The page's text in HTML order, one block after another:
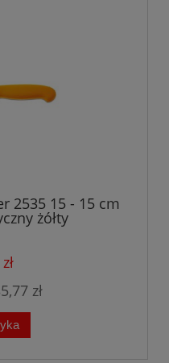
2535 15 - 15 cm
żółty
zł